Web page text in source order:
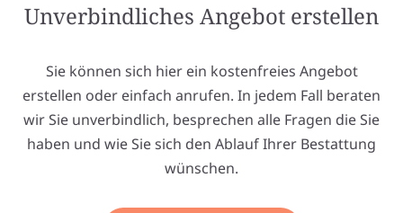
Unverbindliches Angebot erstellen
Sie können sich hier ein kostenfreies Angebot
erstellen oder einfach anrufen. In jedem Fall beraten
wir Sie unverbindlich, besprechen alle Fragen die Sie
haben und wie Sie sich den Ablauf Ihrer Bestattung
wünschen.